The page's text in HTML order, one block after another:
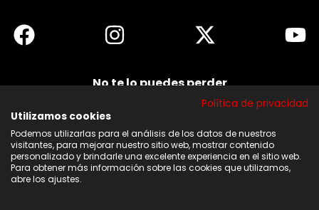
No te lo puedes perder
ninguna de nuestras noticias, ofertas y
Acepto los términos y condiciones
Política de privacidad
Utilizamos cookies
Podemos utilizarlas para el análisis de los datos de nuestros
visitantes, para mejorar nuestro sitio web, mostrar contenido
personalizado y brindarle una excelente experiencia en el sitio web.
Para obtener más información sobre las cookies que utilizamos,
abre los ajustes.